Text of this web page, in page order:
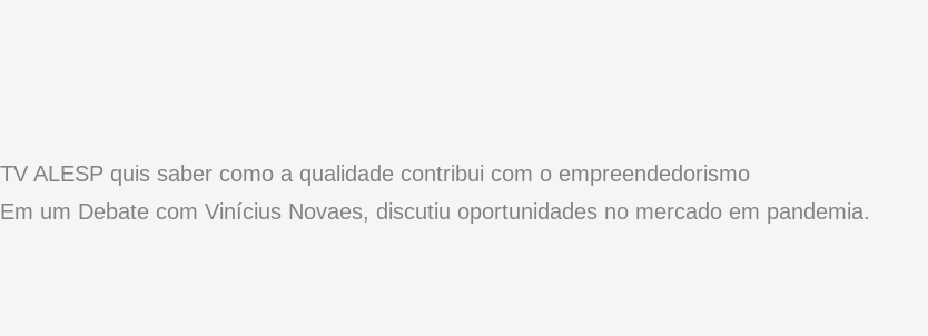
TV ALESP quis saber como a qualidade contribui com o empreendedorismo
Em um Debate com Vinícius Novaes, discutiu oportunidades no mercado em pandemia.